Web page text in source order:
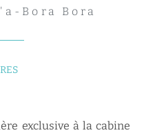
Bora Bora
exclusive à la cabine